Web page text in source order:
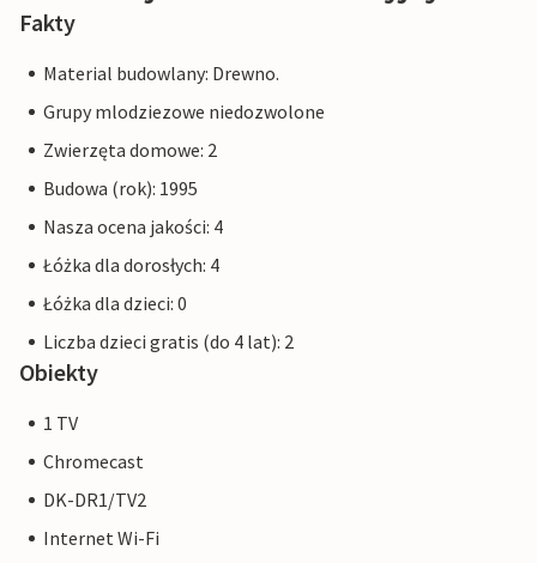
Fakty
Material budowlany: Drewno.
Grupy mlodziezowe niedozwolone
Zwierzęta domowe: 2
Budowa (rok): 1995
Nasza ocena jakości: 4
Łóżka dla dorosłych: 4
Łóżka dla dzieci: 0
Liczba dzieci gratis (do 4 lat): 2
Obiekty
1 TV
Chromecast
DK-DR1/TV2
Internet Wi-Fi